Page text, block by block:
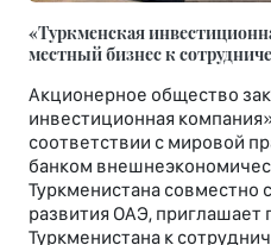
«Туркменская
местный бизнес к
Акционерное общество
инвестиционная
соответствии с мировой
банком
Туркменистана
развития ОАЭ,
Туркменистана к